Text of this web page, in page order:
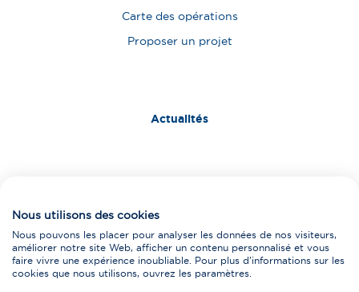
Carte des opérations
Proposer un projet
Actualités
Fournisseurs
Nous utilisons des cookies
Nous pouvons les placer pour analyser les données de nos visiteurs,
améliorer notre site Web, afficher un contenu personnalisé et vous
faire vivre une expérience inoubliable. Pour plus d'informations sur les
cookies que nous utilisons, ouvrez les paramètres.